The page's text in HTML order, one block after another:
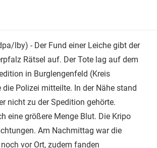
lby) - Der Fund einer Leiche gibt der
Rätsel auf. Der Tote lag auf dem
in Burglengenfeld (Kreis
Polizei mitteilte. In der Nähe stand
nicht zu der Spedition gehörte.
eine größere Menge Blut. Die Kripo
Am Nachmittag war die
vor Ort, zudem fanden